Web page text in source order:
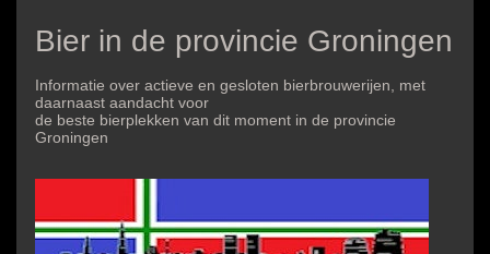
Bier in de provincie Groningen
Informatie over actieve en gesloten bierbrouwerijen, met
daarnaast aandacht voor
de beste bierplekken van dit moment in de provincie
Groningen